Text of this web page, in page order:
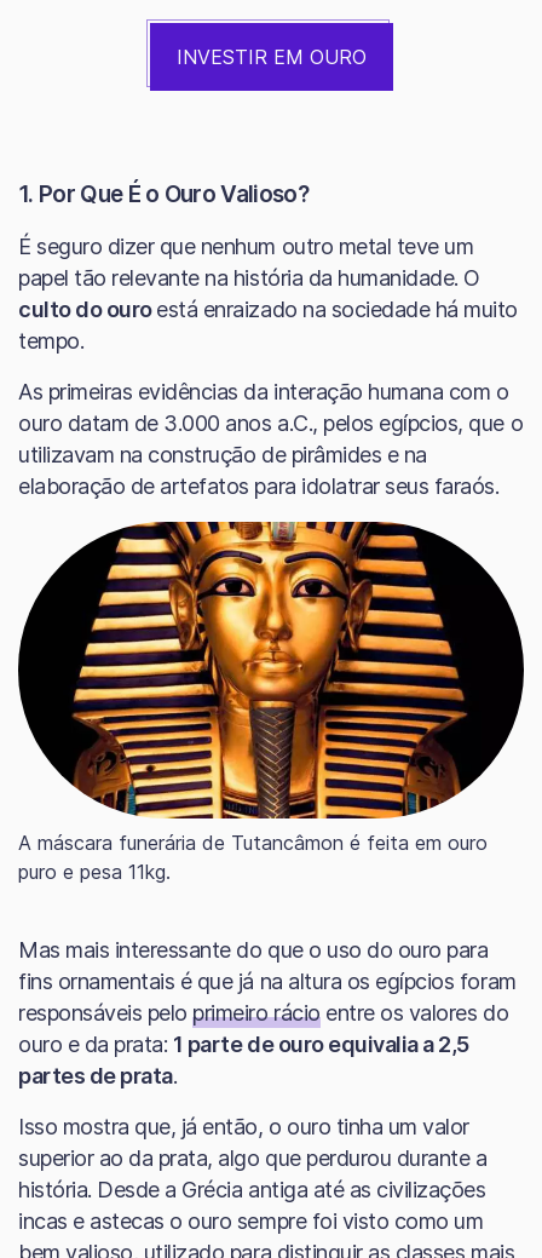
INVESTIR EM OURO
1. Por Que É o Ouro Valioso?
É seguro dizer que nenhum outro metal teve um
papel tão relevante na história da humanidade. O
culto do ouroestá enraizado na sociedade há muito
tempo.
As primeiras evidências da interação humana com o
ouro datam de 3.000 anos a.C., pelos egípcios, que o
utilizavam na construção de pirâmides e na
elaboração de artefatos para idolatrar seus faraós.
A máscara funerária de Tutancâmon é feita em ouro
puro e pesa 11kg.
Mas mais interessante do que o uso do ouro para
fins ornamentais é que já na altura os egípcios foram
responsáveis peloprimeiro rácioentre os valores do
ouro e da prata: 1 parte de ouro equivalia a 2,5
partes de prata.
Isso mostra que, já então, o ouro tinha um valor
superior ao da prata, algo que perdurou durante a
história. Desde a Grécia antiga até as civilizações
incas e astecas o ouro sempre foi visto como um
bem valioso, utilizado para distinguir as classes mais